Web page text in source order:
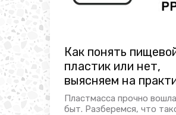
Как понять
пластик или нет,
выясняем на
Пластмасса прочно
быт. Разберемся, что